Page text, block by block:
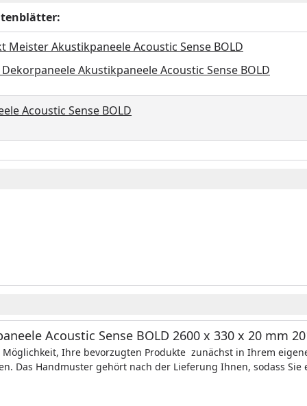
Akustikpaneele Acoustic Sense BOLD
Akustikpaneele Acoustic Sense BOLD
Acoustic Sense BOLD
Acoustic Sense BOLD 2600 x 330 x 20 mm
Ihre bevorzugten Produkte zunächst in Ihrem
Das Handmuster gehört nach der Lieferung Ihnen, sodass Sie